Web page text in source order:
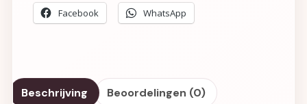
Facebook WhatsApp
Beschrijving Beoordelingen (0)